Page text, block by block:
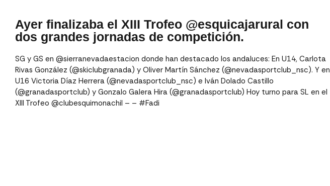
Ayer finalizaba el XIII Trofeo @esquicajarural con
dos grandes jornadas de competición.
SG y GS en @sierranevadaestacion donde han destacado los andaluces: En U14, Carlota
Rivas González (@skiclubgranada) y Oliver Martín Sánchez (@nevadasportclub_nsc). Y en
U16 Victoria Díaz Herrera (@nevadasportclub_nsc) e Iván Dolado Castillo
(@granadasportclub) y Gonzalo Galera Hira (@granadasportclub) Hoy turno para SL en el
XIII Trofeo @clubesquimonachil – – #Fadi